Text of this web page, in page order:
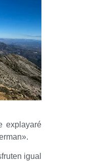
explayaré
igual